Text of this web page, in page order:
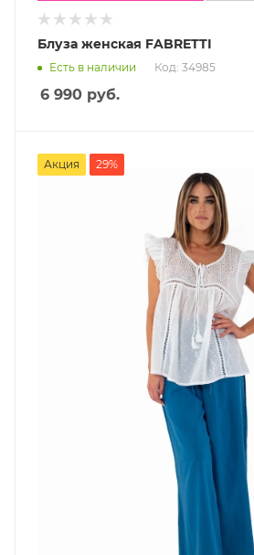
Блуза женская FABRETTI
Есть в наличии Код: 34985
6 990 руб.
Акция 29%